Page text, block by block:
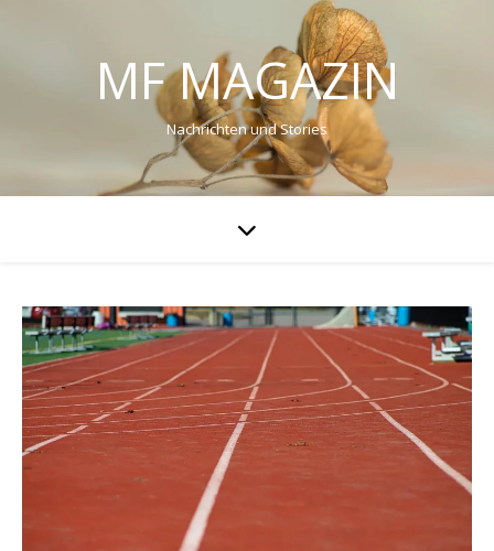
MF MAGAZIN
Nachrichten und Stories